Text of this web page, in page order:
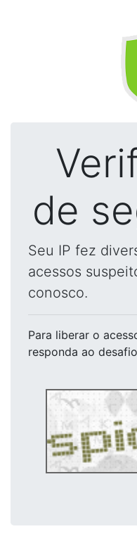
de
Seu IP fez
acessos
conosco.
Para liberar o
responda ao